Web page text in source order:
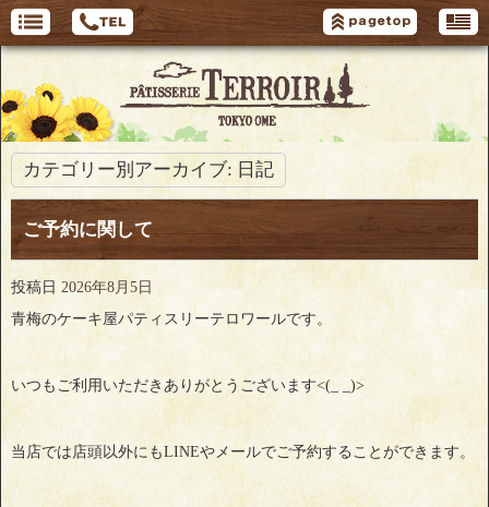
カテゴリー別アーカイブ: 日記
ご予約に関して
投稿日 2026年8月5日
青梅のケーキ屋パティスリーテロワールです。
いつもご利用いただきありがとうございます<(_ _)>
当店では店頭以外にもLINEやメールでご予約することができます。